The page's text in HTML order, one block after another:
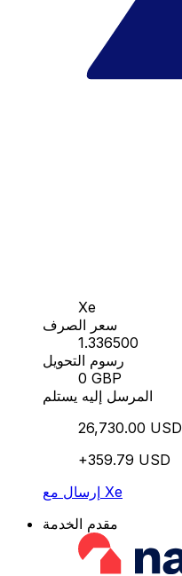
Xe
سعر الصرف
1.336500
رسوم التحويل
0 GBP
المرسل إليه يستلم
26,730.00 USD
+359.79 USD
إرسال مع Xe
مقدم الخدمة